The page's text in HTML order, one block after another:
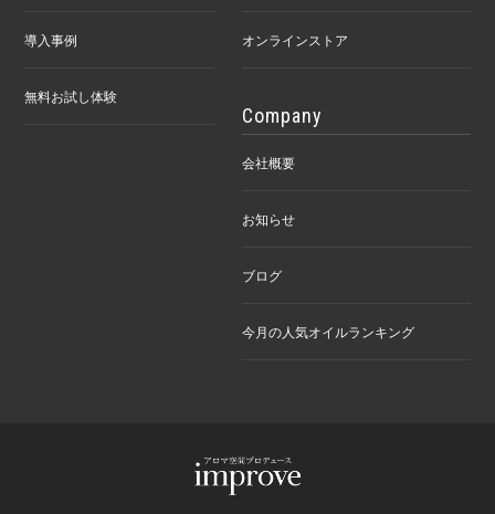
導入事例
無料お試し体験
オンラインストア
Company
会社概要
お知らせ
ブログ
今月の人気オイルランキング